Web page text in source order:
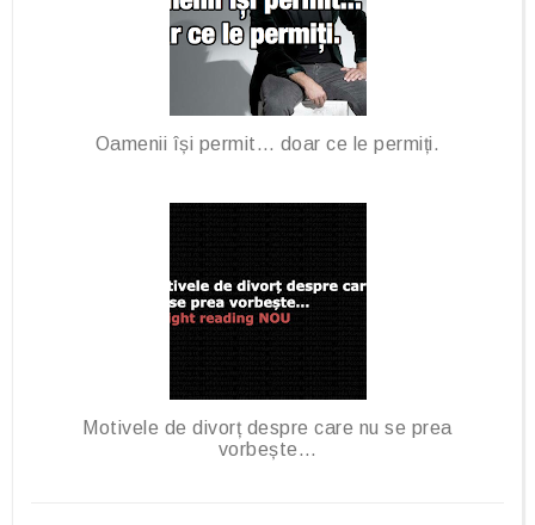
Oamenii își permit… doar ce le permiți.
Motivele de divorț despre care nu se prea
vorbește…